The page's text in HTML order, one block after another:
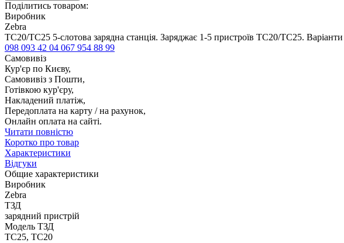
Поділитись товаром:
Виробник
Zebra
TC20/TC25 5-слотова зарядна станція. Заряджає 1-5 пристроїв TC20/TC25.
098 093 42 04 067 954 88 99
Самовивіз
Кур'єр по Києву,
Самовивіз з Пошти,
Готівкою кур'єру,
Накладений платіж,
Передоплата на карту / на рахунок,
Онлайн оплата на сайті.
Читати повністю
Коротко про товар
Характеристики
Відгуки
Общие характеристики
Виробник
Zebra
ТЗД
зарядний пристрій
Модель ТЗД
TC25, TC20